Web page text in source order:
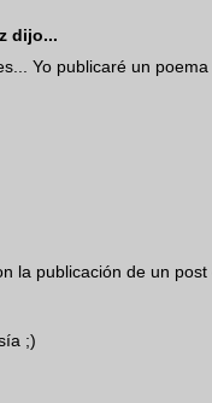
dijo...
Yo publicaré un
la publicación de un
;)